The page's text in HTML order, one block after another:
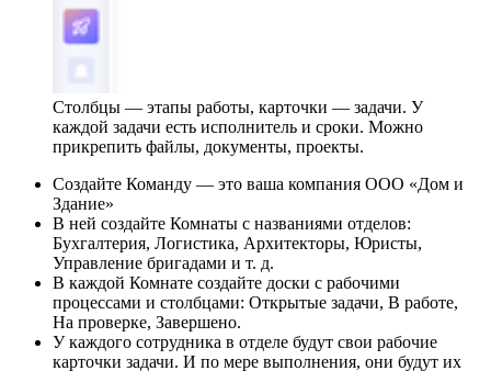
Столбцы — этапы работы, карточки — задачи. У
каждой задачи есть исполнитель и сроки. Можно
прикрепить файлы, документы, проекты.
Создайте Команду — это ваша компания ООО «Дом и
Здание»
В ней создайте Комнаты с названиями отделов:
Бухгалтерия, Логистика, Архитекторы, Юристы,
Управление бригадами и т. д.
В каждой Комнате создайте доски с рабочими
процессами и столбцами: Открытые задачи, В работе,
На проверке, Завершено.
У каждого сотрудника в отделе будут свои рабочие
карточки задачи. И по мере выполнения, они будут их